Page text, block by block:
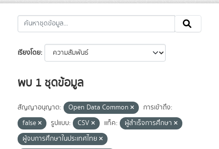
เรียงโดย
พบ 1 ชุดข้อมูล
สัญญาอนุญาต: Open Data Common
การเข้าถึง:
false
รูปแบบ: CSV แท็ค:
ผู้สำเร็จการศึกษา
ผู้จบการศึกษาในประเทศไทย